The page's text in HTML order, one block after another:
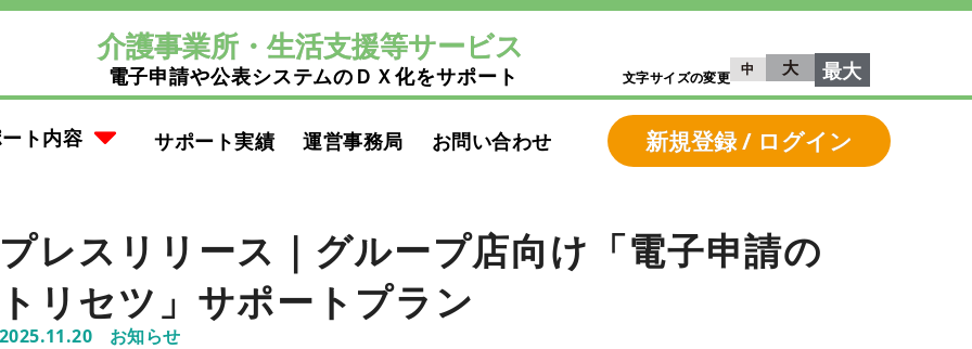
介護事業所・生活支援等サービス
電子申請や公表システムのＤＸ化をサポート 文字サイズの変更 中 大 最大
ト内容 サポート実績 運営事務局 お問い合わせ 新規登録 / ログイン
プレスリリース｜グループ店向け「電子申請の
トリセツ」サポートプラン
2025.11.20
お知らせ